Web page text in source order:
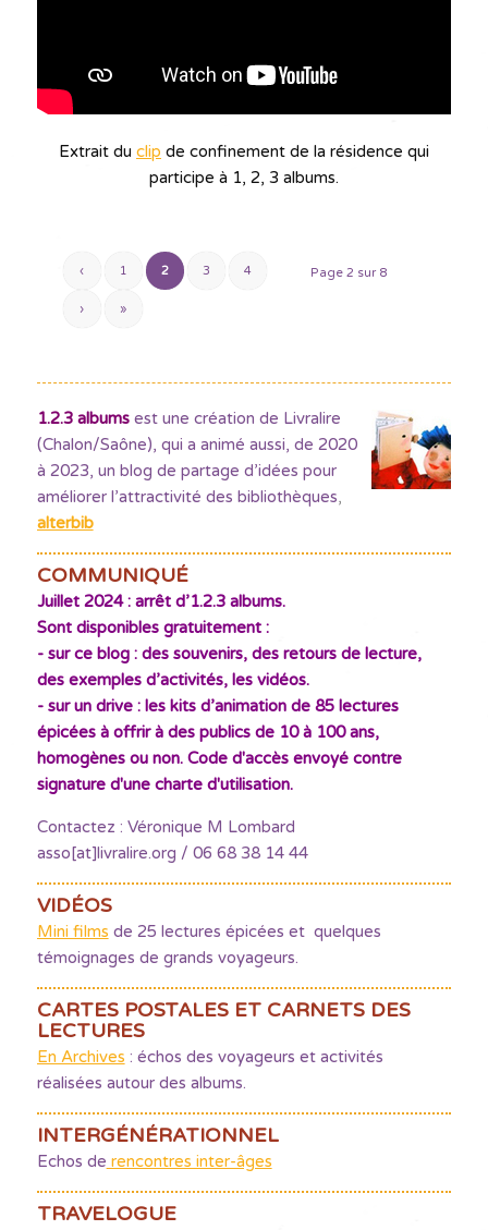
Extrait du clip de confinement de la résidence qui
participe à 1, 2, 3 albums.
Page 2 sur 8
‹ 1 2 3 4
› »
1.2.3 albumsest une création de Livralire
(Chalon/Saône), qui a animé aussi, de 2020
à 2023, un blog de partage d’idées pour
améliorer l’attractivité des bibliothèques,
alterbib
COMMUNIQUÉ
Juillet 2024 : arrêt d’1.2.3 albums.
Sont disponibles gratuitement :
- sur ce blog : des souvenirs, des retours de lecture,
des exemples d’activités, les vidéos.
- sur un drive : les kits d’animation de 85 lectures
épicées à offrir à des publics de 10 à 100 ans,
homogènes ou non. Code d'accès envoyé contre
signature d'une charte d'utilisation.
Contactez : Véronique M Lombard
asso[at]livralire.org / 06 68 38 14 44
VIDÉOS
Mini films de 25 lectures épicées et quelques
témoignages de grands voyageurs.
CARTES POSTALES ET CARNETS DES
LECTURES
En Archives : échos des voyageurs et activités
réalisées autour des albums.
INTERGÉNÉRATIONNEL
Echos de rencontres inter-âges
TRAVELOGUE